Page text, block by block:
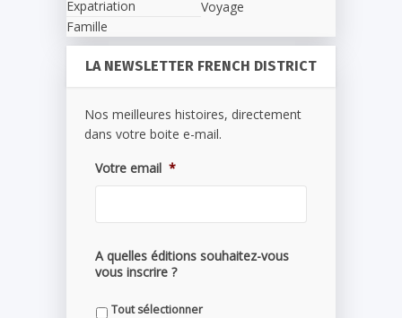
Expatriation
Famille
Voyage
LA NEWSLETTER FRENCH DISTRICT
Nos meilleures histoires, directement
dans votre boite e-mail.
Votre email *
A quelles éditions souhaitez-vous
vous inscrire ?
Tout sélectionner